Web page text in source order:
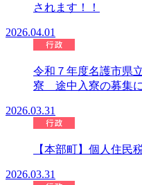
されます！！
2026.04.01
令和７年度名護市県
寮 途中入寮の募集
2026.03.31
【本部町】個人住民
2026.03.31